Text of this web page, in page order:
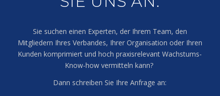
Sie suchen einen Experten, der Ihrem Team, den
Mitgliedern Ihres Verbandes, Ihrer Organisation oder Ihren
Kunden komprimiert und hoch praxisrelevant Wachstums-
Know-how vermitteln kann?
Dann schreiben Sie Ihre Anfrage an: